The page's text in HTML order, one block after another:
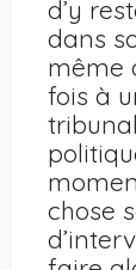
d’y
dans
même
fois à
chose